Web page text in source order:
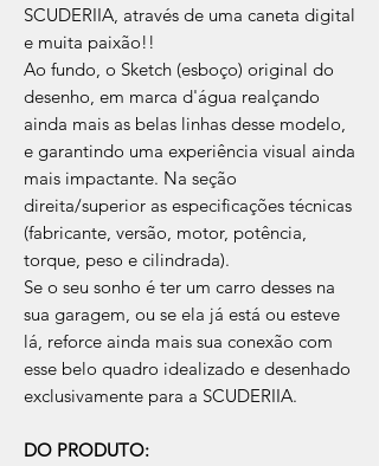
SCUDERIIA, através de uma caneta digital
e muita paixão!!
Ao fundo, o Sketch (esboço) original do
desenho, em marca d'água realçando
ainda mais as belas linhas desse modelo,
e garantindo uma experiência visual ainda
mais impactante. Na seção
direita/superior as especificações técnicas
(fabricante, versão, motor, potência,
torque, peso e cilindrada).
Se o seu sonho é ter um carro desses na
sua garagem, ou se ela já está ou esteve
lá, reforce ainda mais sua conexão com
esse belo quadro idealizado e desenhado
exclusivamente para a SCUDERIIA.
DO PRODUTO: